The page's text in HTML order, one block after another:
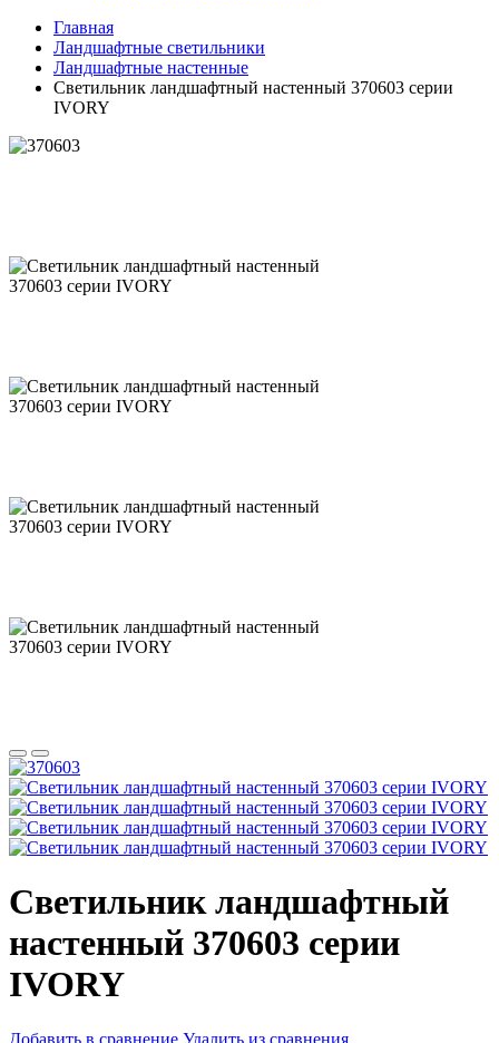
Главная
Ландшафтные светильники
Ландшафтные настенные
Светильник ландшафтный настенный 370603 серии
IVORY
Светильник ландшафтный
настенный 370603 серии
IVORY
Добавить в сравнение Удалить из сравнения